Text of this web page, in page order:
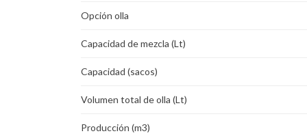
Opción olla
Capacidad de mezcla (Lt)
Capacidad (sacos)
Volumen total de olla (Lt)
Producción (m3)